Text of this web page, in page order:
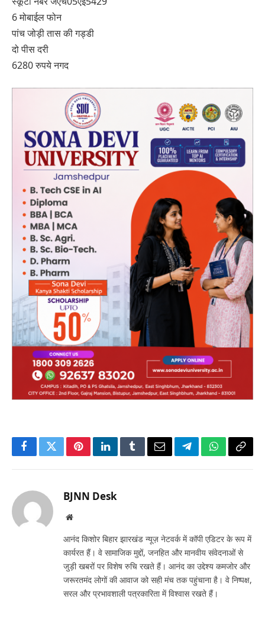
6 मोबाईल फोन
पांच जोड़ी तास की गड्डी
दो पीस दरी
6280 रुपये नगद
FacebookTwitterPinterestLinkedInTumblrEmailTelegramWhatsApp
Copy
BJNN Desk
Website
आनंद किशोर बिहार झारखंड न्यूज़ नेटवर्क में कॉपी एडिटर के रूप में
कार्यरत हैं। वे सामाजिक मुद्दों, जनहित और मानवीय संवेदनाओं से
जुड़ी खबरों पर विशेष रुचि रखते हैं। आनंद का उद्देश्य कमजोर और
जरूरतमंद लोगों की आवाज को सही मंच तक पहुंचाना है। वे निष्पक्ष,
सरल और प्रभावशाली पत्रकारिता में विश्वास रखते हैं।